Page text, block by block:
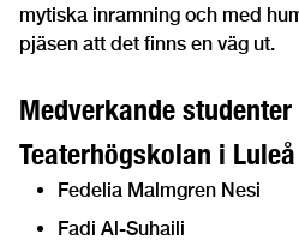
mytiska inramning och med
pjäsen att det finns en väg ut.
Medverkande
Teaterhögskolan i
Fedelia Malmgren Nesi
Fadi Al-Suhaili